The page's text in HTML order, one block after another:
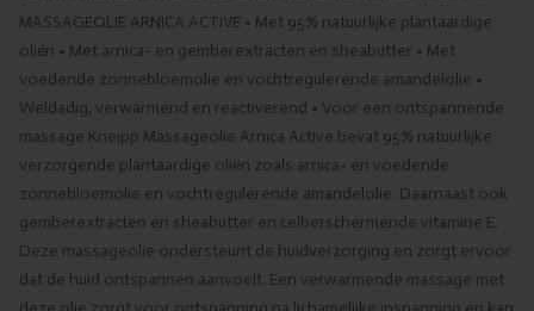
MASSAGEOLIE ARNICA ACTIVE • Met 95% natuurlijke plantaardige
oliën • Met arnica- en gemberextracten en sheabutter • Met
voedende zonnebloemolie en vochtregulerende amandelolie •
Weldadig, verwarmend en reactiverend • Voor een ontspannende
massage Kneipp Massageolie Arnica Active bevat 95% natuurlijke
verzorgende plantaardige oliën zoals arnica- en voedende
zonnebloemolie en vochtregulerende amandelolie. Daarnaast ook
gemberextracten en sheabutter en celberschermende vitamine E.
Deze massageolie ondersteunt de huidverzorging en zorgt ervoor
dat de huid ontspannen aanvoelt. Een verwarmende massage met